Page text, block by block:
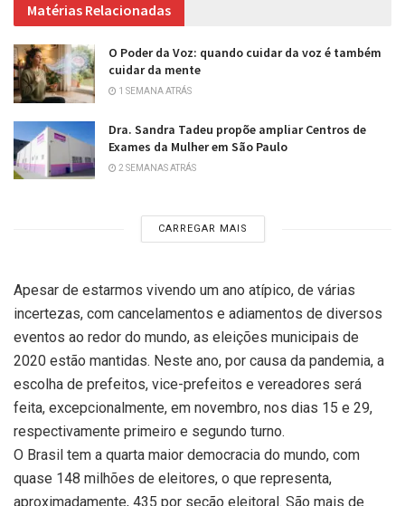
Matérias Relacionadas
O Poder da Voz: quando cuidar da voz é também
cuidar da mente
1 SEMANA ATRÁS
Dra. Sandra Tadeu propõe ampliar Centros de
Exames da Mulher em São Paulo
2 SEMANAS ATRÁS
CARREGAR MAIS
Apesar de estarmos vivendo um ano atípico, de várias
incertezas, com cancelamentos e adiamentos de diversos
eventos ao redor do mundo, as eleições municipais de
2020 estão mantidas. Neste ano, por causa da pandemia, a
escolha de prefeitos, vice-prefeitos e vereadores será
feita, excepcionalmente, em novembro, nos dias 15 e 29,
respectivamente primeiro e segundo turno.
O Brasil tem a quarta maior democracia do mundo, com
quase 148 milhões de eleitores, o que representa,
aproximadamente, 435 por seção eleitoral. São mais de